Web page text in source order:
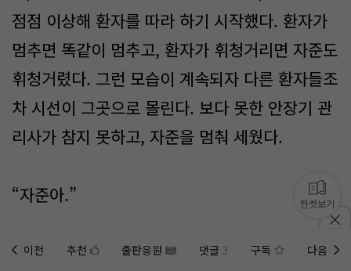
점점 이상해 환자를 따라 하기 시작했다. 환자가
멈추면 똑같이 멈추고, 환자가 휘청거리면 자준도
휘청거렸다. 그런 모습이 계속되자 다른 환자들조
차 시선이 그곳으로 몰린다. 보다 못한 안장기 관
리사가 참지 못하고, 자준을 멈춰 세웠다.
“자준아.”
“이상해 환자가 아직 눈치채지 못한 것 같지만,
이전 추천 출판응원 댓글 3 구독 다음
한컷보기
홈에미노벨 웹추가하기 미노벨 앱설치하기